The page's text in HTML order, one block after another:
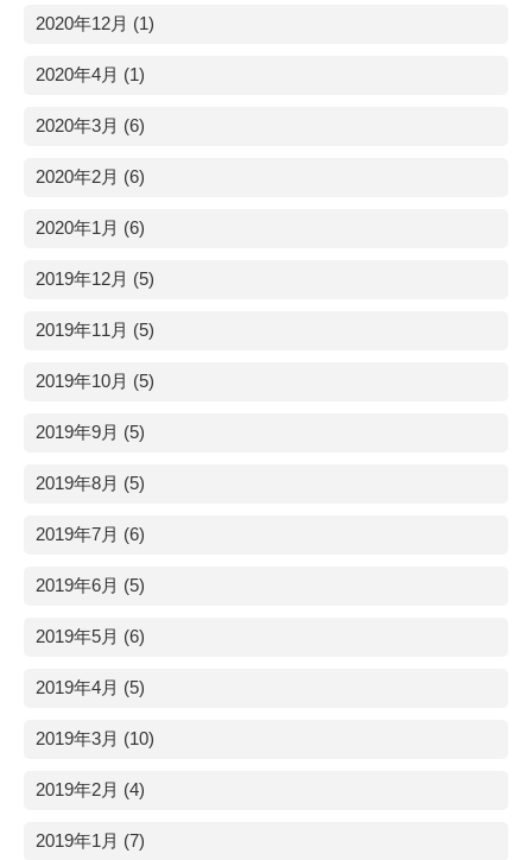
2020年12月 (1)
2020年4月 (1)
2020年3月 (6)
2020年2月 (6)
2020年1月 (6)
2019年12月 (5)
2019年11月 (5)
2019年10月 (5)
2019年9月 (5)
2019年8月 (5)
2019年7月 (6)
2019年6月 (5)
2019年5月 (6)
2019年4月 (5)
2019年3月 (10)
2019年2月 (4)
2019年1月 (7)